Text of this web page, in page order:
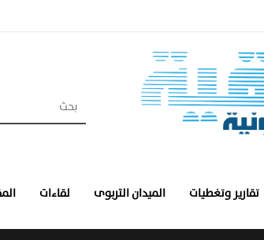
تقارير وتغطيات الميدان التربوى لقاءات